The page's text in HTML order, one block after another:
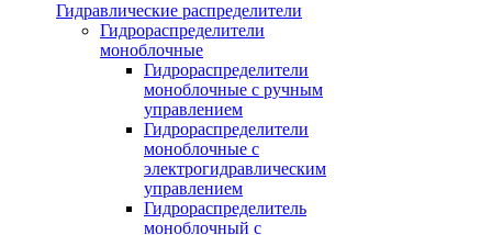
Гидравлические распределители
Гидрораспределители
моноблочные
Гидрораспределители
моноблочные с ручным
управлением
Гидрораспределители
моноблочные с
электрогидравлическим
управлением
Гидрораспределитель
моноблочный с